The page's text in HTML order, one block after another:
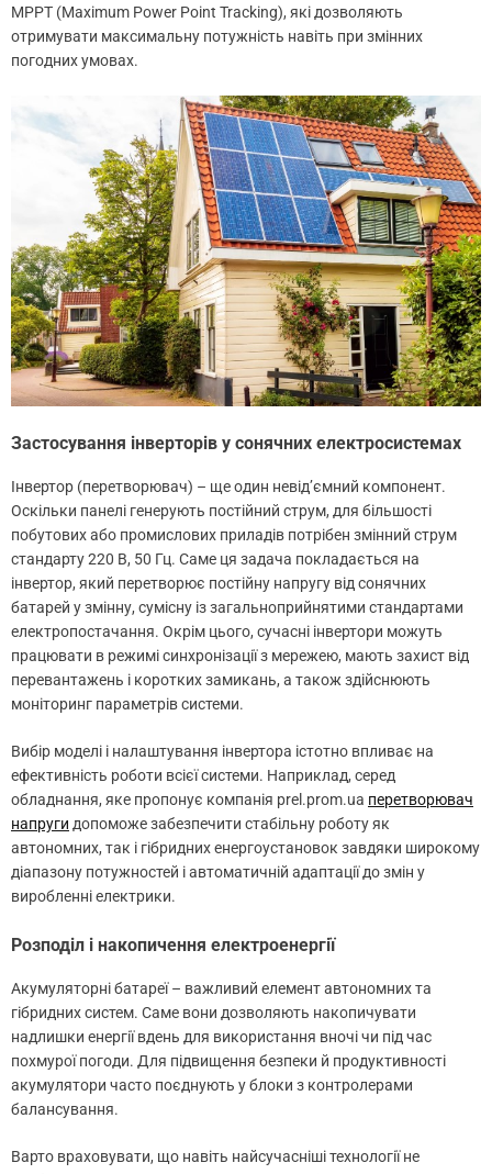
MPPT (Maximum Power Point Tracking), які дозволяють
отримувати максимальну потужність навіть при змінних
погодних умовах.
Застосування інверторів у сонячних електросистемах
Інвертор (перетворювач) – ще один невід’ємний компонент.
Оскільки панелі генерують постійний струм, для більшості
побутових або промислових приладів потрібен змінний струм
стандарту 220 В, 50 Гц. Саме ця задача покладається на
інвертор, який перетворює постійну напругу від сонячних
батарей у змінну, сумісну із загальноприйнятими стандартами
електропостачання. Окрім цього, сучасні інвертори можуть
працювати в режимі синхронізації з мережею, мають захист від
перевантажень і коротких замикань, а також здійснюють
моніторинг параметрів системи.
Вибір моделі і налаштування інвертора істотно впливає на
ефективність роботи всієї системи. Наприклад, серед
обладнання, яке пропонує компанія prel.prom.ua перетворювач
напруги допоможе забезпечити стабільну роботу як
автономних, так і гібридних енергоустановок завдяки широкому
діапазону потужностей і автоматичній адаптації до змін у
виробленні електрики.
Розподіл і накопичення електроенергії
Акумуляторні батареї – важливий елемент автономних та
гібридних систем. Саме вони дозволяють накопичувати
надлишки енергії вдень для використання вночі чи під час
похмурої погоди. Для підвищення безпеки й продуктивності
акумулятори часто поєднують у блоки з контролерами
балансування.
Варто враховувати, що навіть найсучасніші технології не